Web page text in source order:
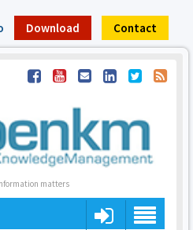
Download Contact
matters